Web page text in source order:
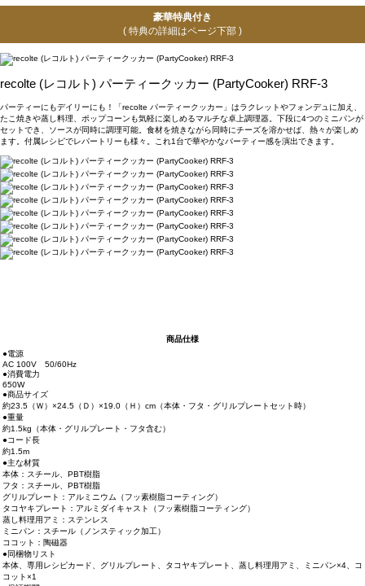
豪華特典付き
( 特典の詳細はページ下部 )
recolte (レコルト) パーティークッカー (PartyCooker) RRF-3
パーティーにもデイリーにも！「recolte パーティークッカー」はラクレットやフォンデュに加え、
たこ焼きや蒸し料理、ポップコーンも気軽に楽しめるマルチな卓上調理器。下段に4つのミニパンが
セットでき、ソースが同時に調理可能。食材を焼きながら同時にチーズを溶かせば、熱々が楽しめ
ます。付属レシピでレパートリーも様々。これ1台で華やかなパーティー感を演出できます。
商品仕様
●電源
AC 100V 50/60Hz
●消費電力
650W
●商品サイズ
約23.5（Ｗ）×24.5（Ｄ）×19.0（Ｈ）cm（本体・フタ・グリルプレートセット時）
●重量
約1.5kg（本体・グリルプレート・フタ含む）
●コード長
約1.5m
●主な材質
本体：スチール、PBT樹脂
フタ：スチール、PBT樹脂
グリルプレート：アルミニウム（フッ素樹脂コーティング）
タコヤキプレート：アルミダイキャスト（フッ素樹脂コーティング）
蒸し料理用アミ：ステンレス
ミニパン：スチール（ノンスティック加工）
ココット：陶磁器
●同梱物リスト
本体、専用レシピカード、グリルプレート、タコヤキプレート、蒸し料理用アミ、ミニパン×4、コ
コット×1